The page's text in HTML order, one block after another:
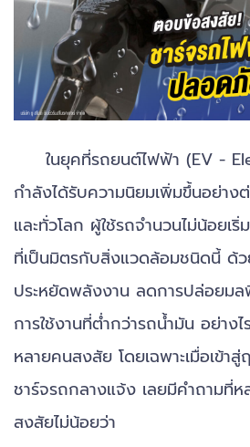
ในยุคที่รถยนต์ไฟฟ้า (EV -
กำลังได้รับความนิยมเพิ่มขึ้นอย่างต่
และทั่วโลก ผู้ใช้รถจำนวนไม่น้อยเริ่
ที่เป็นมิตรกับสิ่งแวดล้อมชนิดนี้ ด้ว
ประหยัดพลังงาน ลดการปล่อยมล
การใช้งานที่ต่ำกว่ารถน้ำมัน อย่าง
หลายคนสงสัย โดยเฉพาะเมื่อเข้า
ชาร์จรถกลางแจ้ง เลยมีคำถามที่ห
สงสัยไม่น้อยว่า